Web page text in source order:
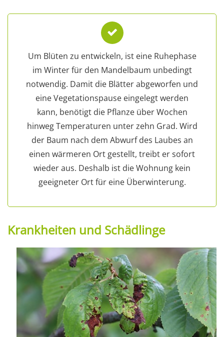
Um Blüten zu entwickeln, ist eine Ruhephase
im Winter für den Mandelbaum unbedingt
notwendig. Damit die Blätter abgeworfen und
eine Vegetationspause eingelegt werden
kann, benötigt die Pflanze über Wochen
hinweg Temperaturen unter zehn Grad. Wird
der Baum nach dem Abwurf des Laubes an
einen wärmeren Ort gestellt, treibt er sofort
wieder aus. Deshalb ist die Wohnung kein
geeigneter Ort für eine Überwinterung.
Krankheiten und Schädlinge